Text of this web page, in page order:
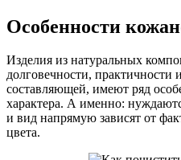
Особенности
Изделия из натуральных
долговечности, практичности
составляющей, имеют ряд
характера. А именно:
и вид напрямую зависят от
цвета.